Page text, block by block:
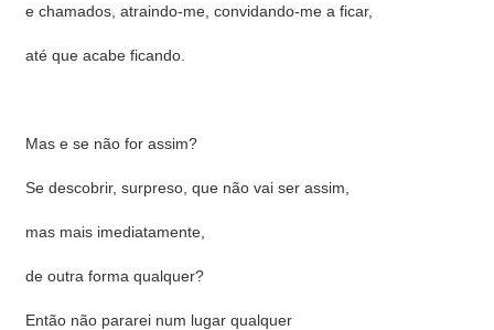
e chamados, atraindo-me, convidando-me a ficar,
até que acabe ficando.
Mas e se não for assim?
Se descobrir, surpreso, que não vai ser assim,
mas mais imediatamente,
de outra forma qualquer?
Então não pararei num lugar qualquer